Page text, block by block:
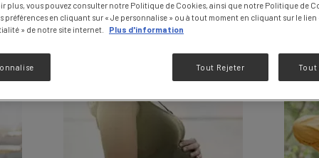
plus, vous pouvez consulter notre Politique de Cookies, ainsi que notre Politique de
préférences en cliquant sur « Je personnalise » ou à tout moment en cliquant sur le lien
» de notre site internet.
Plus d'information
Tout Rejeter Tout